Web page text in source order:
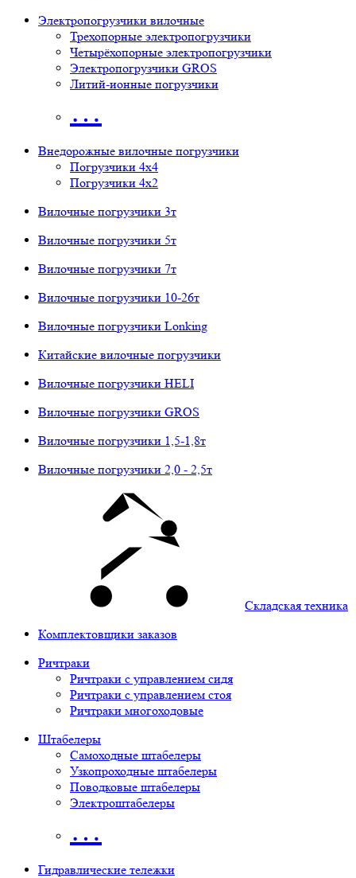
Электропогрузчики вилочные
Трехопорные электропогрузчики
Четырёхопорные электропогрузчики
Электропогрузчики GROS
Литий-ионные погрузчики
…
Внедорожные вилочные погрузчики
Погрузчики 4х4
Погрузчики 4х2
Вилочные погрузчики 3т
Вилочные погрузчики 5т
Вилочные погрузчики 7т
Вилочные погрузчики 10-26т
Вилочные погрузчики Lonking
Китайские вилочные погрузчики
Вилочные погрузчики HELI
Вилочные погрузчики GROS
Вилочные погрузчики 1,5-1,8т
Вилочные погрузчики 2,0 - 2,5т
Складская техника
Комплектовщики заказов
Ричтраки
Ричтраки с управлением сидя
Ричтраки с управлением стоя
Ричтраки многоходовые
Штабелеры
Самоходные штабелеры
Узкопроходные штабелеры
Поводковые штабелеры
Электроштабелеры
…
Гидравлические тележки